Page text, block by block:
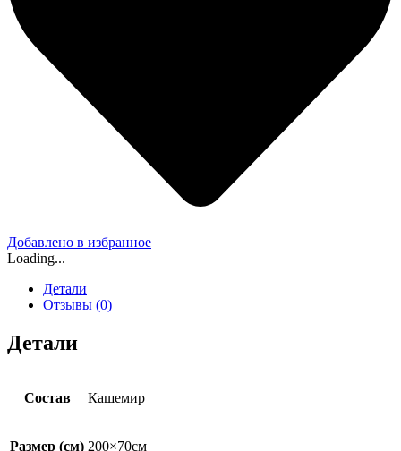
Добавлено в избранное
Loading...
Детали
Отзывы (0)
Детали
Состав Кашемир
Размер (см) 200×70см